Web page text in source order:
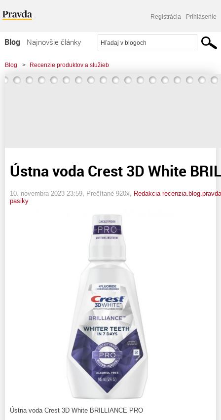
Registrácia Prihlásenie
Blog
Najnovšie články
Najčítanejšie články
Najkomentovanejšie články
Blog > Recenzie produktov a služieb
> Ústna voda Crest 3D White BRILLIANCE PRO
Ústna voda Crest 3D White
10. novembra 2023 23:59 , Prečítané 920x, Redakcia
pasiky
Ústna voda Crest 3D White BRILLIANCE PRO